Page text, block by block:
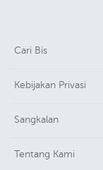
Cari Bis
Kebijakan Privasi
Sangkalan
Tentang Kami